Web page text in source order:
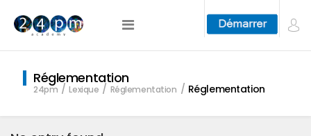
Réglementation
24pm Lexique Réglementation Réglementation